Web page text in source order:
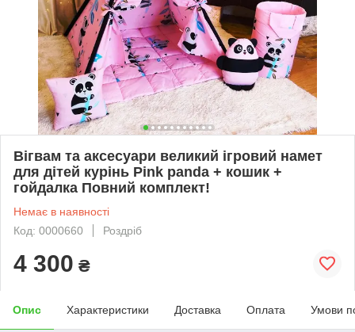
Вігвам та аксесуари великий ігровий намет
для дітей курінь Pіnk panda + кошик +
гойдалка Повний комплект!
Немає в наявності
Код: 0000660
Роздріб
4 300 ₴
Опис Характеристики Доставка Оплата Умови